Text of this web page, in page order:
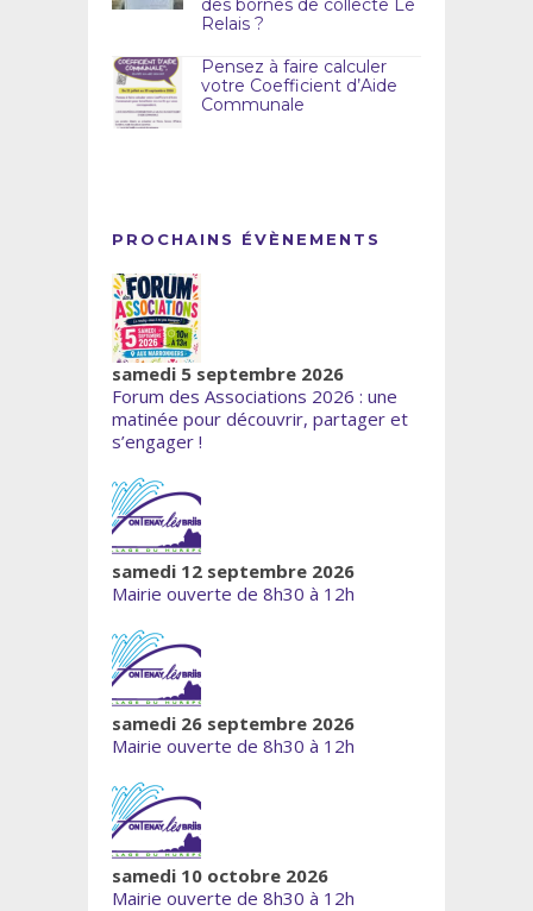
des bornes de collecte Le
Relais ?
Pensez à faire calculer
votre Coefficient d’Aide
Communale
PROCHAINS ÉVÈNEMENTS
samedi 5 septembre 2026
Forum des Associations 2026 : une
matinée pour découvrir, partager et
s’engager !
samedi 12 septembre 2026
Mairie ouverte de 8h30 à 12h
samedi 26 septembre 2026
Mairie ouverte de 8h30 à 12h
samedi 10 octobre 2026
Mairie ouverte de 8h30 à 12h